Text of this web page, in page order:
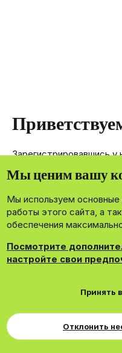
Зарегистрировавшись
членам нашего
Зарегистрироваться
DohTheme
Cookies Russian
Для правообладателей
Политика
Мы ценим вашу
Мы используем основные
работы этого сайта, а
обеспечения
Посмотрите
настройте свои
Принять
Отклонить